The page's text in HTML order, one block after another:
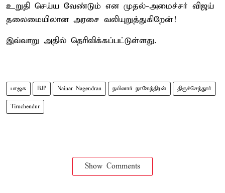
உறுதி செய்ய வேண்டும் என முதல்-அமைச்சர் விஜய்
தலைமையிலான அரசை வலியுறுத்துகிறேன்!
இவ்வாறு அதில் தெரிவிக்கப்பட்டுள்ளது.
பாஜக BJP Nainar Nagendran நயினார் நாகேந்திரன் திருச்செந்தூர்
Tiruchendur
Show Comments